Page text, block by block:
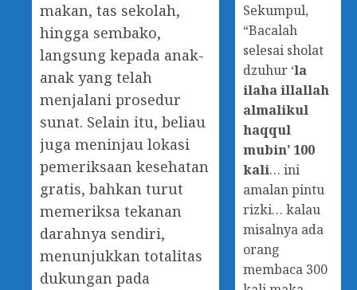
makan, tas sekolah,
hingga sembako,
langsung kepada anak-
anak yang telah
menjalani prosedur
sunat. Selain itu, beliau
juga meninjau lokasi
pemeriksaan kesehatan
gratis, bahkan turut
memeriksa tekanan
darahnya sendiri,
menunjukkan totalitas
dukungan pada
Sekumpul,
“Bacalah
selesai sholat
dzuhur ‘la
ilaha illallah
almalikul
haqqul
mubin’ 100
kali… ini
amalan pintu
rizki… kalau
misalnya ada
orang
membaca 300